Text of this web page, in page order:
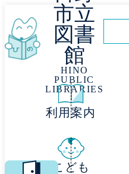
市立
図書
館
HINO
PUBLIC
LIBRARIES
利用案内
こども